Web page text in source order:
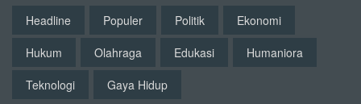
Headline Populer Politik
Ekonomi
Hukum
Olahraga Edukasi
Humaniora
Teknologi
Gaya Hidup